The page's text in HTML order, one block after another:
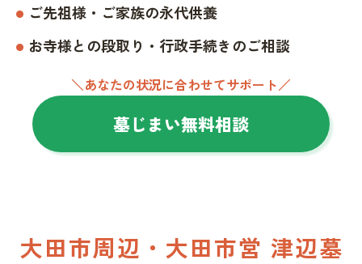
ご先祖様・ご家族の永代供養
お寺様との段取り・行政手続きのご相談
＼あなたの状況に合わせてサポート／
墓じまい無料相談
大田市周辺・大田市営 津辺墓